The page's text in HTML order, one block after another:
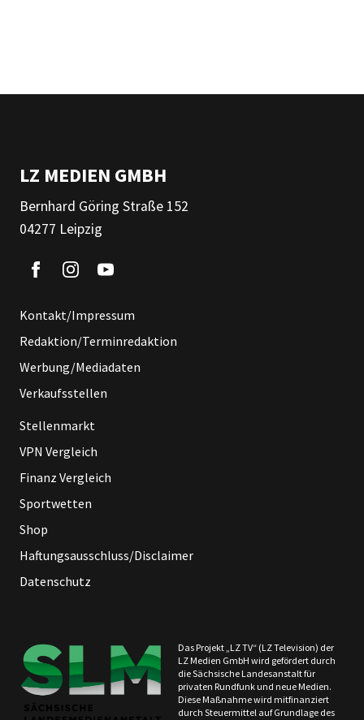
LZ MEDIEN GMBH
Bernhard Göring Straße 152
04277 Leipzig
Kontakt/Impressum
Redaktion/Terminredaktion
Werbung/Mediadaten
Verkaufsstellen
Stellenmarkt
VPN Vergleich
Finanz Vergleich
Sportwetten
Shop
Haftungsausschluss/Disclaimer
Datenschutz
Das Projekt „LZ TV“ (LZ Television) der
LZ Medien GmbH wird gefördert durch
die Sächsische Landesanstalt für
privaten Rundfunk und neue Medien.
Diese Maßnahme wird mitfinanziert
durch Steuermittel auf Grundlage des